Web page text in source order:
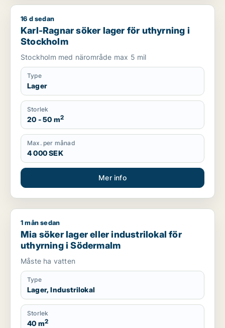
Karl-Ragnar söker lager för uthyrning i Stockholm
16 d sedan
Karl-Ragnar söker lager för uthyrning i
Stockholm
Stockholm med närområde max 5 mil
Type
Lager
Storlek
20 - 50 m2
Max. per månad
4 000 SEK
Mer info
Mia söker lager eller industrilokal för uthyrning i Södermalm
1 mån sedan
Mia söker lager eller industrilokal för
uthyrning i Södermalm
Måste ha vatten
Type
Lager, Industrilokal
Storlek
40 m2